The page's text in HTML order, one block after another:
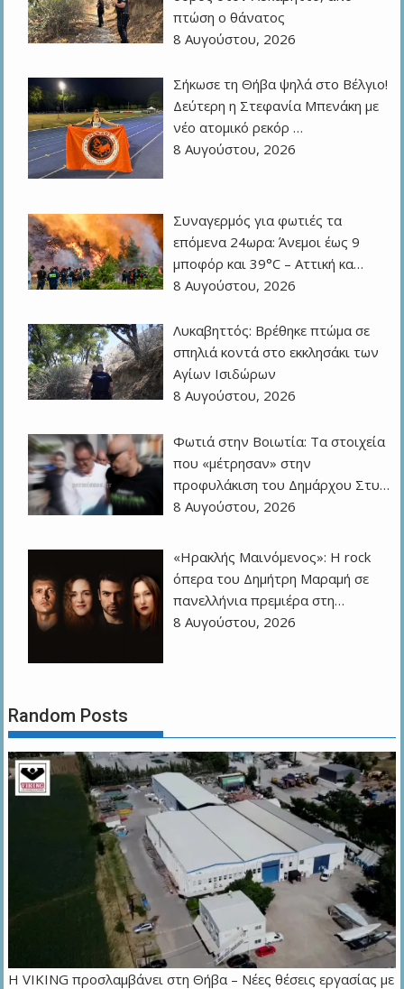
πτώση ο θάνατος
8 Αυγούστου, 2026
Σήκωσε τη Θήβα ψηλά στο Βέλγιο!
Δεύτερη η Στεφανία Μπενάκη με
νέο ατομικό ρεκόρ …
8 Αυγούστου, 2026
Συναγερμός για φωτιές τα
επόμενα 24ωρα: Άνεμοι έως 9
μποφόρ και 39°C – Αττική κα…
8 Αυγούστου, 2026
Λυκαβηττός: Βρέθηκε πτώμα σε
σπηλιά κοντά στο εκκλησάκι των
Αγίων Ισιδώρων
8 Αυγούστου, 2026
Φωτιά στην Βοιωτία: Τα στοιχεία
που «μέτρησαν» στην
προφυλάκιση του Δημάρχου Στυ…
8 Αυγούστου, 2026
«Ηρακλής Μαινόμενος»: H rock
όπερα του Δημήτρη Μαραμή σε
πανελλήνια πρεμιέρα στη…
8 Αυγούστου, 2026
Random Posts
Η VIKING προσλαμβάνει στη Θήβα – Νέες θέσεις εργασίας με